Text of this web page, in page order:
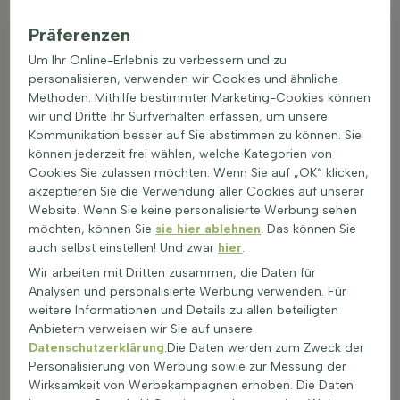
integrieren.
Als Unterpflanzung für höhere Sträucher oder Bäume.
In sonnigen Gärten, um leuchtende gelbe Akzente zu
setzen.
Gelb blühende Bodendecker kaufen kann eine einfache
Möglichkeit sein, um den Garten mit lebendigen Farben zu
bereichern. Diese Pflanzen sind nicht nur schön, sondern
auch funktional, da sie den Boden schützen und Unkraut
unterdrücken. Ob zitronengelb, hellgelb oder senfgelb, diese
Pflanzen bringen Farbe und Leben in jeden Garten.
Mit welchen Farben kombinieren?
Gestaltungstipps
Gelb blühende Bodendecker sind eine wunderbare
Ergänzung für jeden Garten. Diese Pflanzen lassen sich
hervorragend mit anderen Farben kombinieren, um lebendige
und harmonische Beete zu schaffen. Eine interessante
Kombination ist die mit violetten oder blauen Stauden wie
Salbei oder Katzenminze. Diese Farben bilden einen schönen
Kontrast zu den leuchtenden gelben Bodendeckern und
Präferenzen
Um Ihr Online-Erlebnis zu verbessern und zu
personalisieren, verwenden wir Cookies und ähnliche
Methoden. Mithilfe bestimmter Marketing-Cookies können
wir und Dritte Ihr Surfverhalten erfassen, um unsere
Kommunikation besser auf Sie abstimmen zu können. Sie
können jederzeit frei wählen, welche Kategorien von
Cookies Sie zulassen möchten. Wenn Sie auf „OK“ klicken,
akzeptieren Sie die Verwendung aller Cookies auf unserer
Website. Wenn Sie keine personalisierte Werbung sehen
möchten, können Sie sie hier ablehnen. Das können Sie
auch selbst einstellen! Und zwar hier.
Wir arbeiten mit Dritten zusammen, die Daten für
Analysen und personalisierte Werbung verwenden. Für
weitere Informationen und Details zu allen beteiligten
Anbietern verweisen wir Sie auf unsere
Datenschutzerklärung.Die Daten werden zum Zweck der
Personalisierung von Werbung sowie zur Messung der
Wirksamkeit von Werbekampagnen erhoben. Die Daten